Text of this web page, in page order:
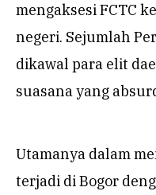
mengaksesi FCTC
negeri. Sejumlah
dikawal para elit
suasana yang
Utamanya dalam
terjadi di Bogor